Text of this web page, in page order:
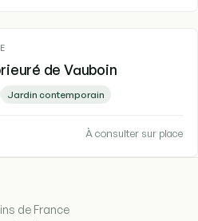
de Vauboin
Jardin contemporain
À consulter sur place
de France